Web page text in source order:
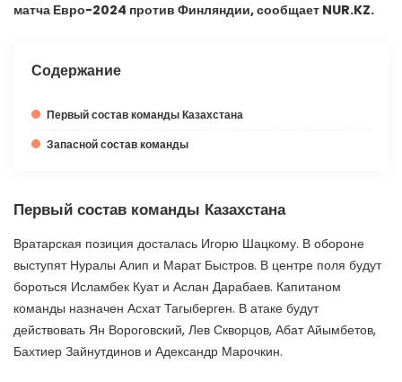
матча Евро-2024 против Финляндии, сообщает NUR.KZ.
Содержание
Первый состав команды Казахстана
Запасной состав команды
Первый состав команды Казахстана
Вратарская позиция досталась Игорю Шацкому. В обороне
выступят Нуралы Алип и Марат Быстров. В центре поля будут
бороться Исламбек Куат и Аслан Дарабаев. Капитаном
команды назначен Асхат Тагыберген. В атаке будут
действовать Ян Вороговский, Лев Скворцов, Абат Айымбетов,
Бахтиер Зайнутдинов и Адександр Марочкин.